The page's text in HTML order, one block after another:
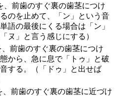
、前歯のすぐ裏の歯茎につけ
のを止めて、「ン」という音
語の最後にくる場合は「ン」
ヌ」と言う感じにする）
、前歯のすぐ裏の歯茎につけ
から、急に息で「トゥ」と破
する。（「ドゥ」と出せば
、前歯のすぐ裏の歯茎に近づけ